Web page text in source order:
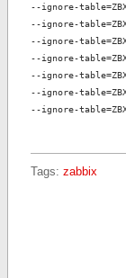
--ignore-
--ignore-
--ignore-
--ignore-
--ignore-
--ignore-
--ignore-
Tags: zabbix